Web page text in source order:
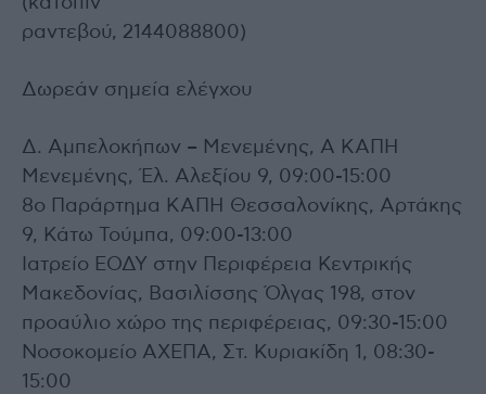
ραντεβού, 2144088800)
Δωρεάν σημεία ελέγχου
Δ. Αμπελοκήπων – Μενεμένης, Α ΚΑΠΗ
Μενεμένης, Έλ. Αλεξίου 9, 09:00-15:00
8ο Παράρτημα ΚΑΠΗ Θεσσαλονίκης, Αρτάκης
9, Κάτω Τούμπα, 09:00-13:00
Ιατρείο ΕΟΔΥ στην Περιφέρεια Κεντρικής
Μακεδονίας, Βασιλίσσης Όλγας 198, στον
προαύλιο χώρο της περιφέρειας, 09:30-15:00
Νοσοκομείο ΑΧΕΠΑ, Στ. Κυριακίδη 1, 08:30-
15:00